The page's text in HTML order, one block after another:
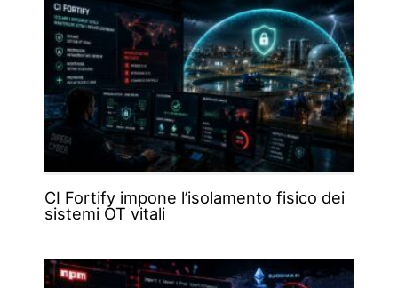
CI Fortify impone l’isolamento fisico dei
sistemi OT vitali